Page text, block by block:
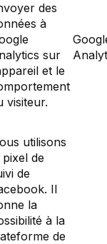
des
à
sur
et le
visiteur.
utilisons
pixel de
de
Il
la
à la
de